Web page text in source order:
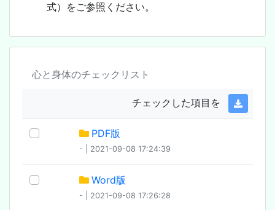
式）をご参照ください。
心と身体のチェックリスト
チェックした項目を
PDF版
- | 2021-09-08 17:24:39
Word版
- | 2021-09-08 17:26:28